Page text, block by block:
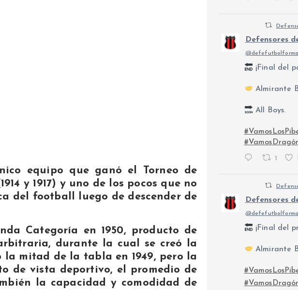
equipo que ganó el Torneo de
y 1917) y uno de los pocos que no
del football luego de descender de
Categoría en 1950, producto de
durante la cual se creó la
la mitad de la tabla en 1949, pero la
de vista deportivo, el promedio de
la capacidad y comodidad de
Defensores
@defefutbolforma
¡Final del
Almirante
All Boys.
1 1
Defensores
@defefutbolforma
¡Final del
Almirante